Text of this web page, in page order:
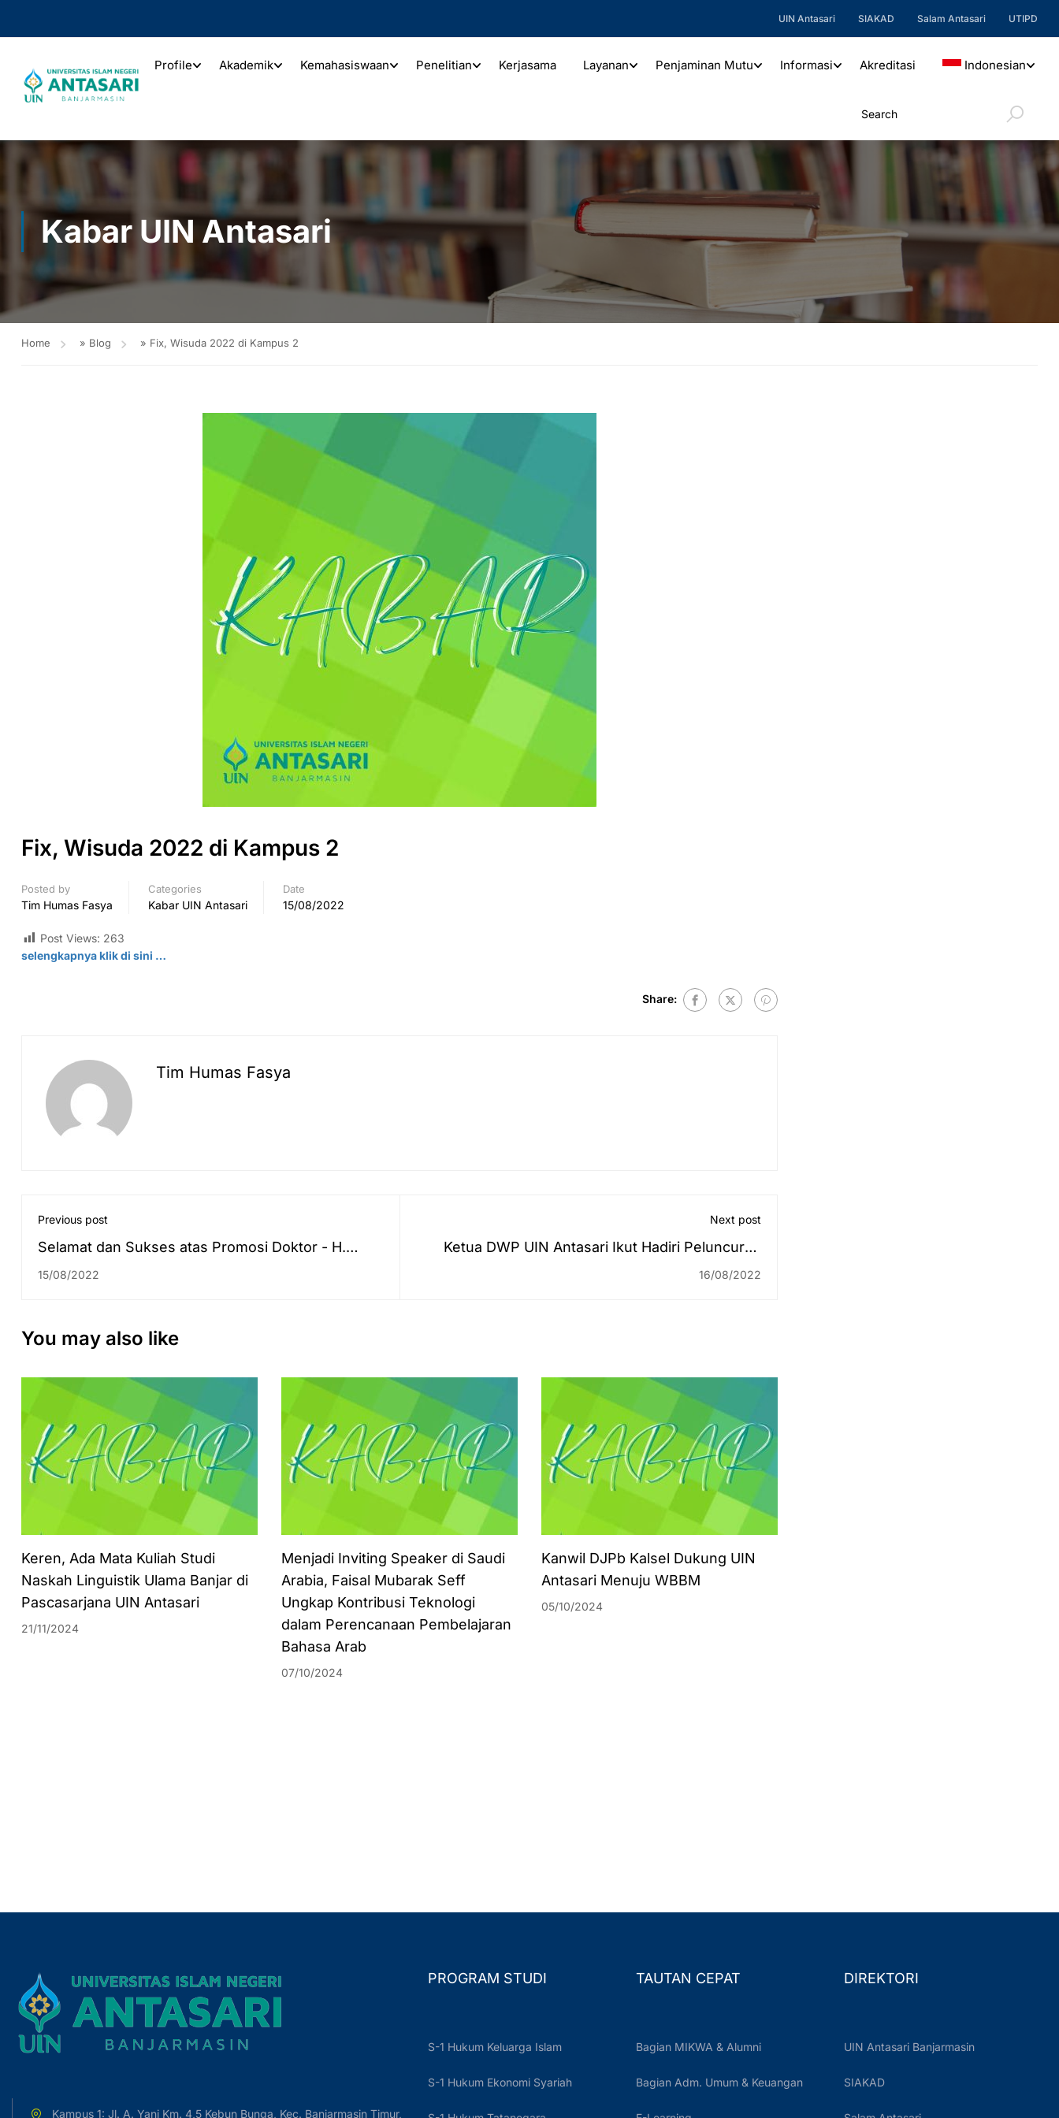
UIN Antasari SIAKAD Salam Antasari UTIPD
Profile Akademik Kemahasiswaan Penelitian Kerjasama Layanan Penjaminan Mutu Informasi Akreditasi Indonesian
Kabar UIN Antasari
Home » Blog » Fix, Wisuda 2022 di Kampus 2
Fix, Wisuda 2022 di Kampus 2
Posted by
Tim Humas Fasya
Categories
Kabar UIN Antasari
Date
15/08/2022
Post Views: 263
selengkapnya klik di sini …
Share:
Tim Humas Fasya
Previous post
Selamat dan Sukses atas Promosi Doktor - H.
Hamdan Mahmud
15/08/2022
Next post
Ketua DWP UIN Antasari Ikut Hadiri Peluncuran
Program Tes IVA & Sadanis Kemenag 2022 se-
16/08/2022
You may also like
Keren, Ada Mata Kuliah Studi
Naskah Linguistik Ulama Banjar di
Pascasarjana UIN Antasari
21/11/2024
Menjadi Inviting Speaker di Saudi
Arabia, Faisal Mubarak Seff
Ungkap Kontribusi Teknologi
dalam Perencanaan Pembelajaran
Bahasa Arab
07/10/2024
Kanwil DJPb Kalsel Dukung UIN
Antasari Menuju WBBM
05/10/2024
Kampus 1: Jl. A. Yani Km. 4,5 Kebun Bunga, Kec. Banjarmasin Timur,
PROGRAM STUDI
S-1 Hukum Keluarga Islam
S-1 Hukum Ekonomi Syariah
TAUTAN CEPAT
Bagian MIKWA & Alumni
Bagian Adm. Umum & Keuangan
DIREKTORI
UIN Antasari Banjarmasin
SIAKAD